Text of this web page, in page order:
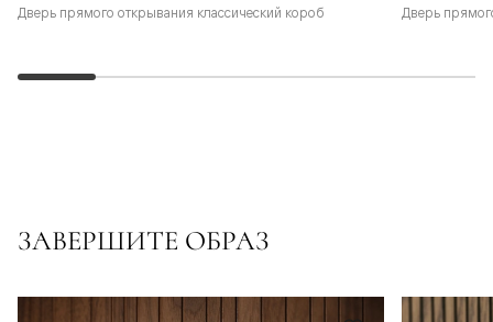
Дверь прямого открывания классический короб Дверь
ЗАВЕРШИТЕ ОБРАЗ